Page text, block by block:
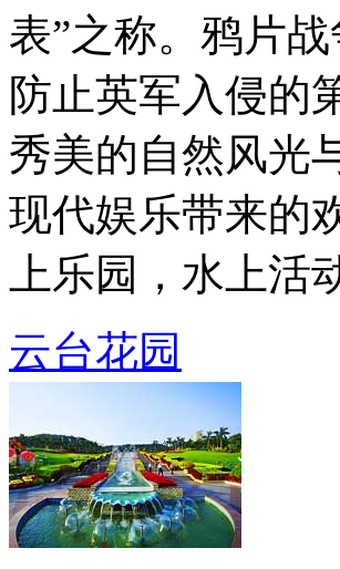
表”之称。鸦片
防止英军入侵的
秀美的自然风光
现代娱乐带来的
上乐园，水上活
云台花园